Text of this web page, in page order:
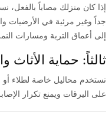
إذا كان منزلك مصاباً بالفعل،
جداً وغير مرئية في الأرضيات
إلى أعماق التربة ومسارات
ثالثاً: حماية الأثاث
نستخدم محاليل خاصة لطلاء
على اليرقات ويمنع تكرار